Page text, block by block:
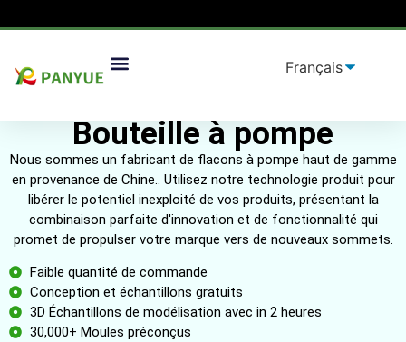
Bouteille à pompe
Nous sommes un fabricant de flacons à pompe haut de gamme
en provenance de Chine.. Utilisez notre technologie produit pour
libérer le potentiel inexploité de vos produits, présentant la
combinaison parfaite d'innovation et de fonctionnalité qui
promet de propulser votre marque vers de nouveaux sommets.
Faible quantité de commande
Conception et échantillons gratuits
3D Échantillons de modélisation avec in 2 heures
30,000+ Moules préconçus